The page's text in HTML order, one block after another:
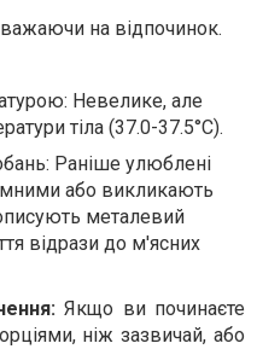
на відпочинок.
Невелике, але
тіла (37.0-37.5°C).
Раніше улюблені
або викликають
металевий
відрази до м'ясних
Якщо ви починаєте
ніж зазвичай, або